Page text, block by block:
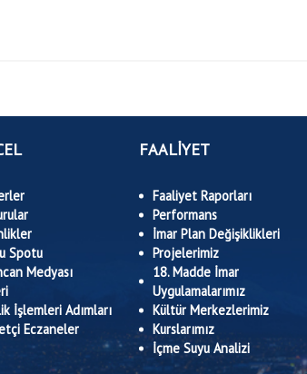
Spotu
Medyası
İşlemleri Adımları
Eczaneler
FAALİYET
Faaliyet Raporları
Performans
İmar Plan Değişiklikleri
Projelerimiz
18. Madde İmar
Uygulamalarımız
Kültür Merkezlerimiz
Kurslarımız
İçme Suyu Analizi